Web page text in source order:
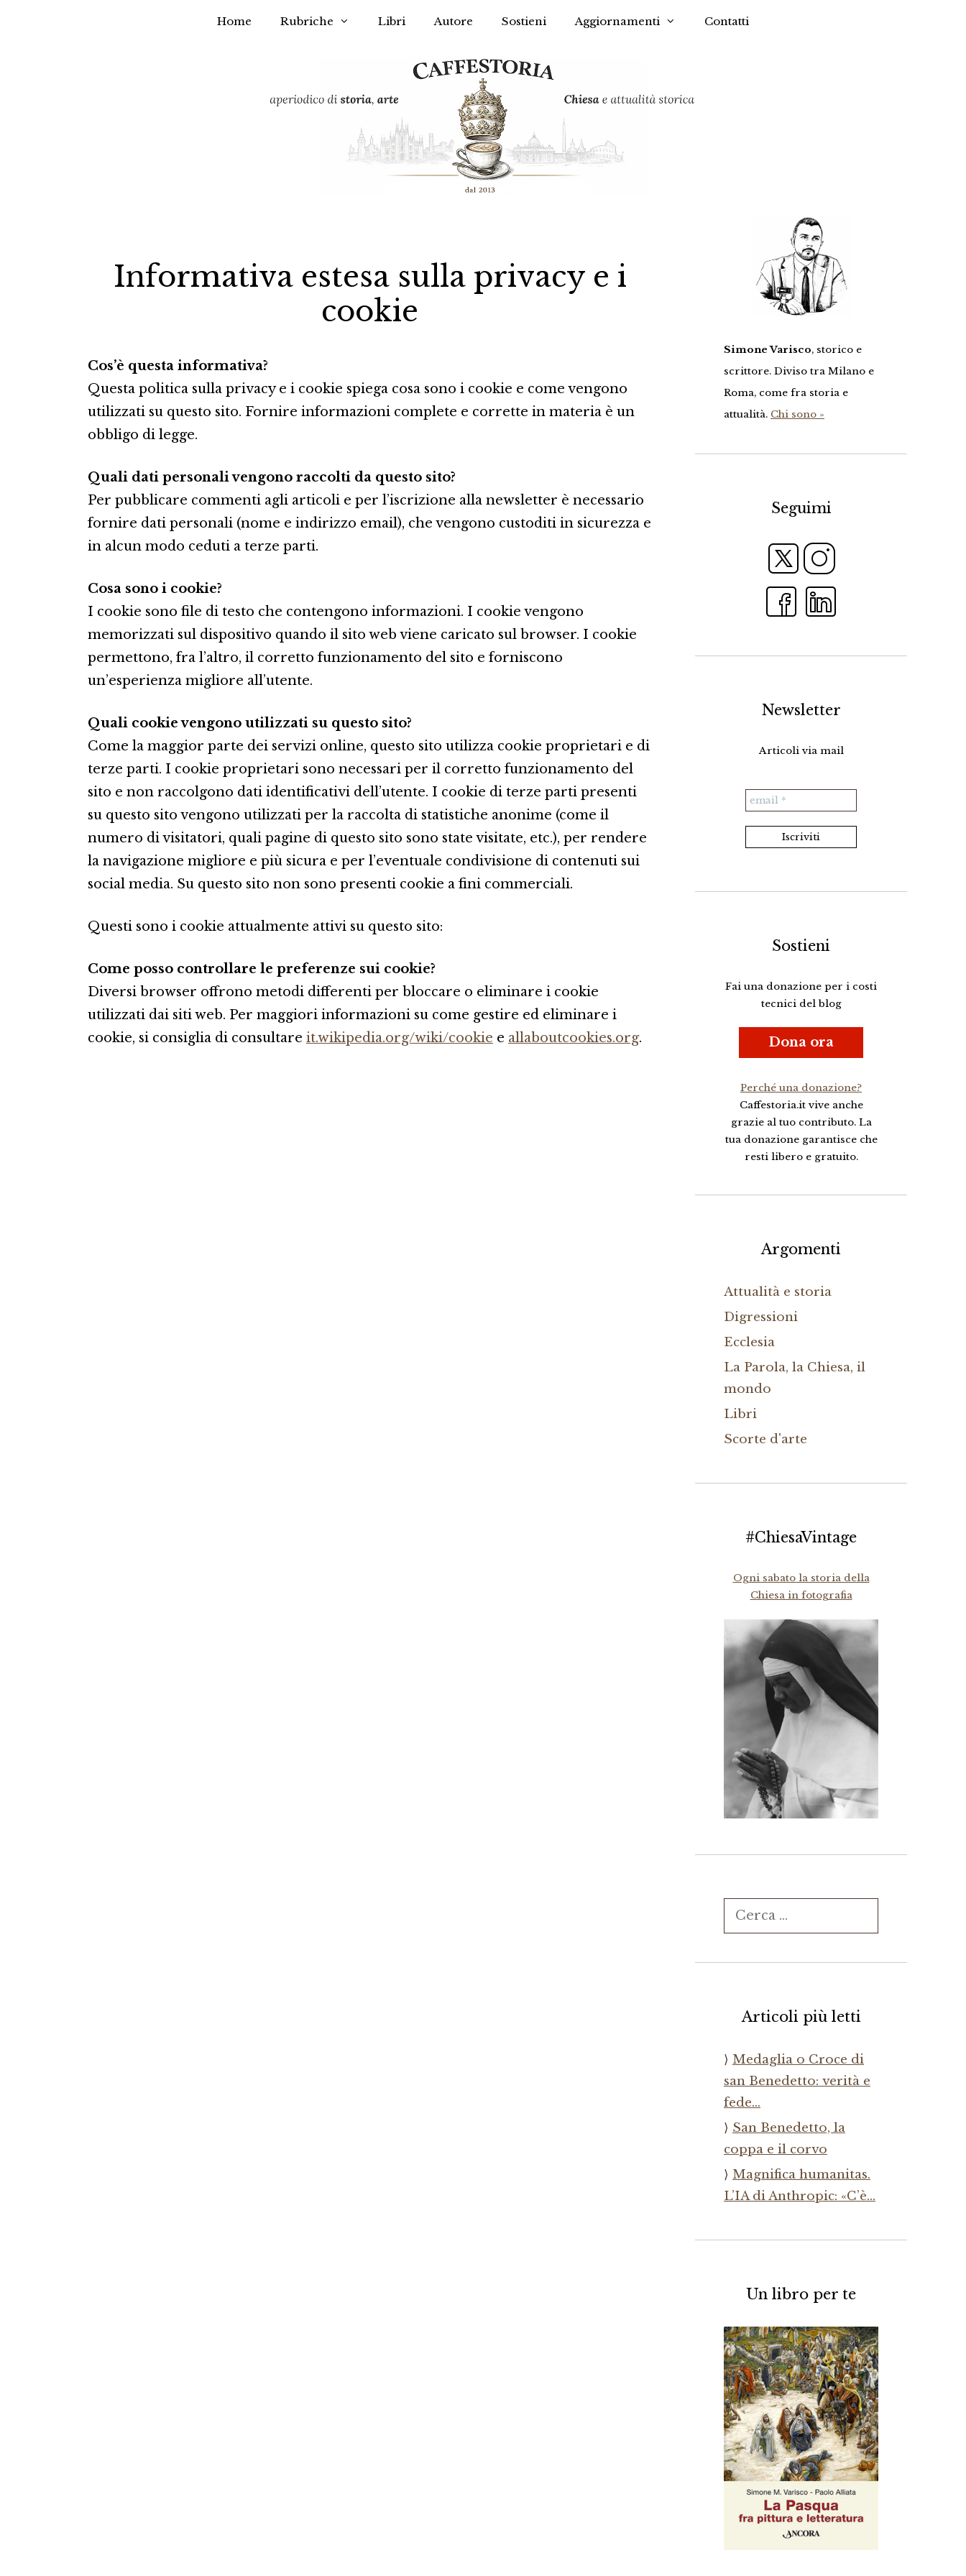
Home Rubriche Libri Autore Sostieni Aggiornamenti Contatti
Informativa estesa sulla privacy e i
cookie
Cos’è questa informativa?
Questa politica sulla privacy e i cookie spiega cosa sono i cookie e come vengono
utilizzati su questo sito. Fornire informazioni complete e corrette in materia è un
obbligo di legge.
Quali dati personali vengono raccolti da questo sito?
Per pubblicare commenti agli articoli e per l’iscrizione alla newsletter è necessario
fornire dati personali (nome e indirizzo email), che vengono custoditi in sicurezza e
in alcun modo ceduti a terze parti.
Cosa sono i cookie?
I cookie sono file di testo che contengono informazioni. I cookie vengono
memorizzati sul dispositivo quando il sito web viene caricato sul browser. I cookie
permettono, fra l’altro, il corretto funzionamento del sito e forniscono
un’esperienza migliore all’utente.
Quali cookie vengono utilizzati su questo sito?
Come la maggior parte dei servizi online, questo sito utilizza cookie proprietari e di
terze parti. I cookie proprietari sono necessari per il corretto funzionamento del
sito e non raccolgono dati identificativi dell’utente. I cookie di terze parti presenti
su questo sito vengono utilizzati per la raccolta di statistiche anonime (come il
numero di visitatori, quali pagine di questo sito sono state visitate, etc.), per rendere
la navigazione migliore e più sicura e per l’eventuale condivisione di contenuti sui
social media. Su questo sito non sono presenti cookie a fini commerciali.
Questi sono i cookie attualmente attivi su questo sito:
Come posso controllare le preferenze sui cookie?
Diversi browser offrono metodi differenti per bloccare o eliminare i cookie
utilizzati dai siti web. Per maggiori informazioni su come gestire ed eliminare i
cookie, si consiglia di consultare it.wikipedia.org/wiki/cookie e allaboutcookies.org.
Simone Varisco, storico e
scrittore. Diviso tra Milano e
Roma, come fra storia e
attualità. Chi sono »
Seguimi
Newsletter
Articoli via mail
Sostieni
Fai una donazione per i costi
tecnici del blog
Dona ora
Perché una donazione?
Caffestoria.it vive anche
grazie al tuo contributo. La
tua donazione garantisce che
resti libero e gratuito.
Argomenti
Attualità e storia
Digressioni
Ecclesia
La Parola, la Chiesa, il
mondo
Libri
Scorte d'arte
#ChiesaVintage
Ogni sabato la storia della
Chiesa in fotografia
Ricerca
per:
Articoli più letti
Medaglia o Croce di
san Benedetto: verità e
fede…
San Benedetto, la
coppa e il corvo
Magnifica humanitas.
L’IA di Anthropic: «C’è…
Un libro per te